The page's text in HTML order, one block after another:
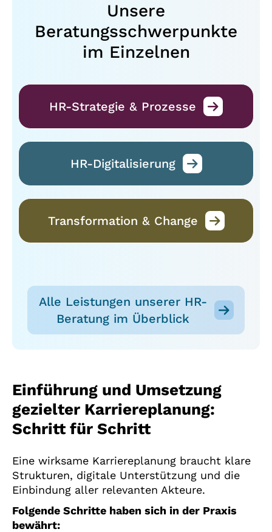
Unsere
Beratungsschwerpunkte
im Einzelnen
HR-Strategie & Prozesse
HR-Digitalisierung
Transformation & Change
Alle Leistungen unserer HR-
Beratung im Überblick
Einführung und Umsetzung
gezielter Karriereplanung:
Schritt für Schritt
Eine wirksame Karriereplanung braucht klare
Strukturen, digitale Unterstützung und die
Einbindung aller relevanten Akteure.
Folgende Schritte haben sich in der Praxis
bewährt: